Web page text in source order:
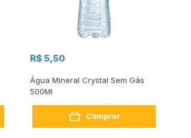
R$ 5,50
Água Mineral Crystal Sem Gás
500Ml
Comprar